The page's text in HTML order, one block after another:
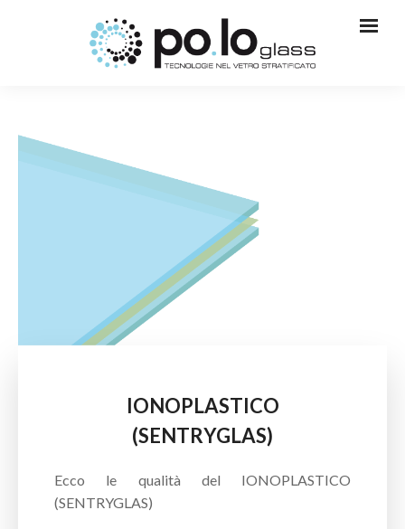
IONOPLASTICO
(SENTRYGLAS)
Ecco le qualità del IONOPLASTICO
(SENTRYGLAS)